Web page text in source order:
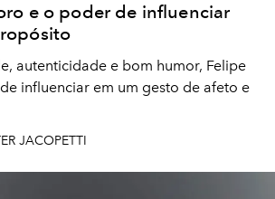
e o poder de influenciar
autenticidade e bom humor, Felipe
influenciar em um gesto de afeto e
JACOPETTI